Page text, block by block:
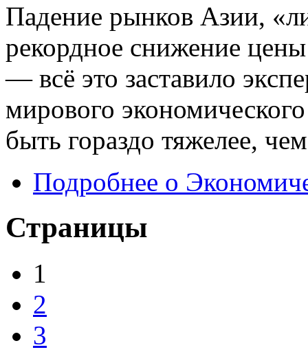
Падение рынков Азии,
рекордное снижение
— всё это заставило
мирового
быть гораздо тяжелее,
Подробнее о
Страницы
1
2
3